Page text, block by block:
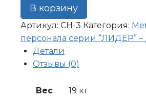
Надстройка
на
стол
1400*300*420
В корзину
Артикул: СН-3 Категория:
персонала серии “ЛИДЕР”
Детали
Отзывы (0)
Вес
19 кг